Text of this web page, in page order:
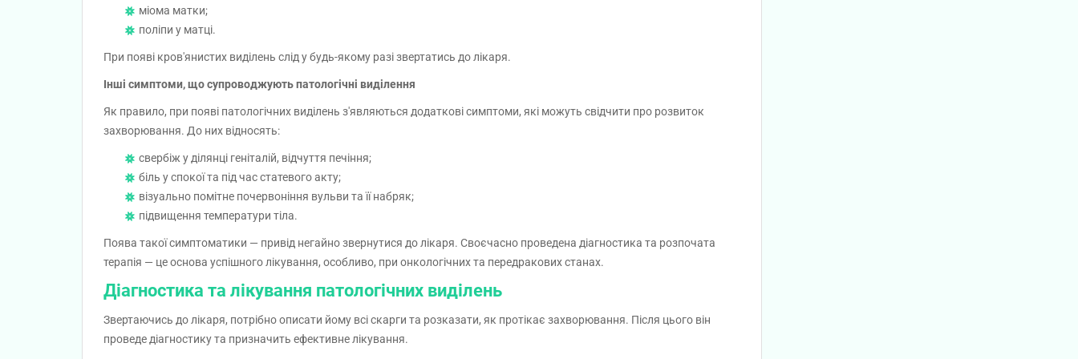
міома матки;
поліпи у матці.
При появі кров'янистих виділень слід у будь-якому разі звертатись до лікаря.
Інші симптоми, що супроводжують патологічні виділення
Як правило, при появі патологічних виділень з'являються додаткові симптоми, які можуть свідчити про розвиток
захворювання. До них відносять:
свербіж у ділянці геніталій, відчуття печіння;
біль у спокої та під час статевого акту;
візуально помітне почервоніння вульви та її набряк;
підвищення температури тіла.
Поява такої симптоматики — привід негайно звернутися до лікаря. Своєчасно проведена діагностика та розпочата
терапія — це основа успішного лікування, особливо, при онкологічних та передракових станах.
Діагностика та лікування патологічних виділень
Звертаючись до лікаря, потрібно описати йому всі скарги та розказати, як протікає захворювання. Після цього він
проведе діагностику та призначить ефективне лікування.